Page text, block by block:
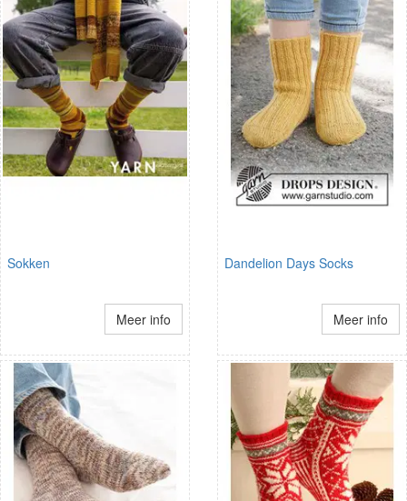
Sokken
Meer info
Dandelion Days Socks
Meer info